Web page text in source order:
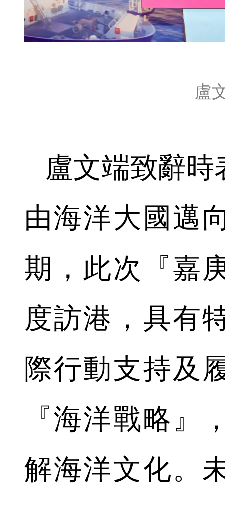
盧
盧文端致辭時
由海洋大國邁
期，此次『嘉
度訪港，具有
際行動支持及
『海洋戰略』
解海洋文化。